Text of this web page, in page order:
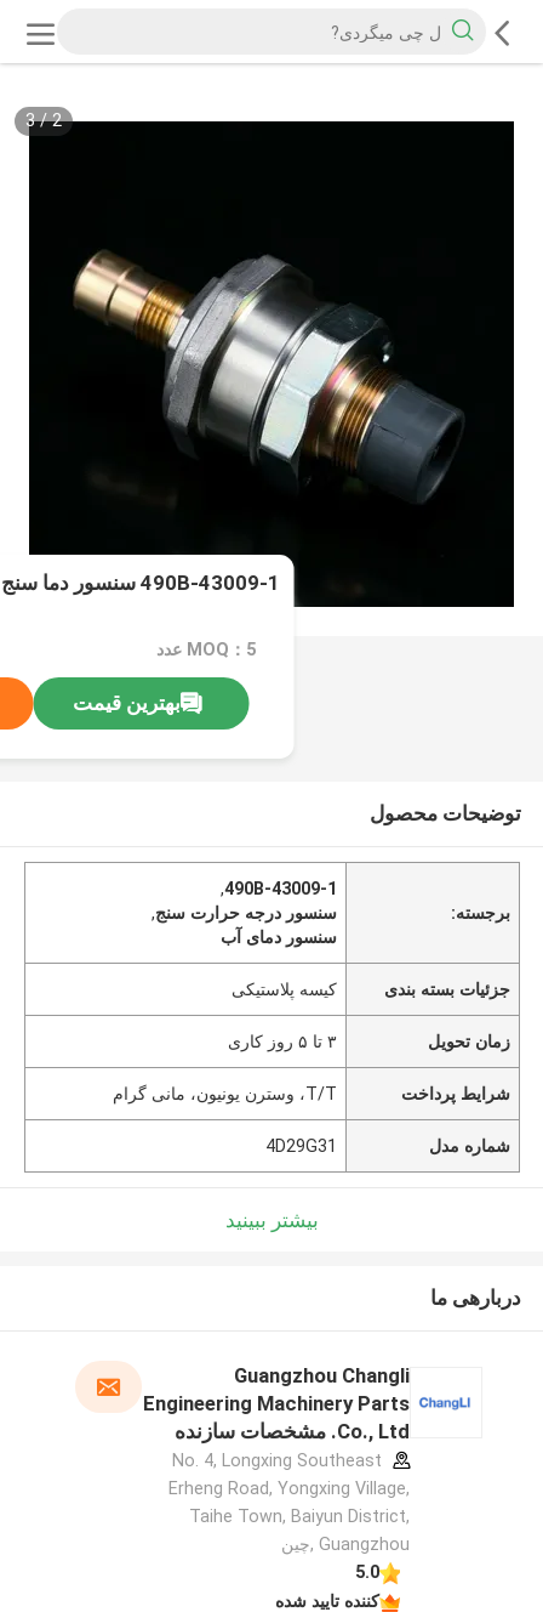
2
/
3
490B-43009-1 سنسور دما سنج سنسور دما آب
MOQ：5 عدد
بهترین قیمت
توضیحات محصول
برجسته:
490B-43009-1
,
سنسور درجه حرارت سنج,
سنسور دمای آب
جزئیات بسته بندی کیسه پلاستیکی
زمان تحویل ۳ تا ۵ روز کاری
شرایط پرداخت T/T، وسترن یونیون، مانی گرام
شماره مدل 4D29G31
بیشتر ببینید
دربارهی ما
Guangzhou Changli
Engineering Machinery Parts
Co., Ltd. مشخصات سازنده
No. 4, Longxing Southeast
Erheng Road, Yongxing Village,
Taihe Town, Baiyun District,
Guangzhou ,چین
5.0
کننده تایید شده